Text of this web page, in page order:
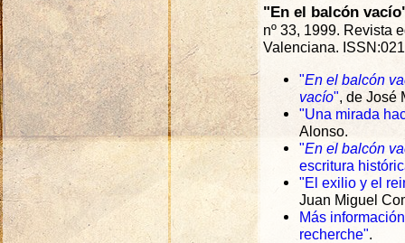
"En el balcón
nº 33, 1999. Revista
Valenciana.
"En el balcón
vacío", de José
"Una mirada
Alonso.
"En el balcón
escritura
"El exilio y el
Juan Miguel
Más
recherche".